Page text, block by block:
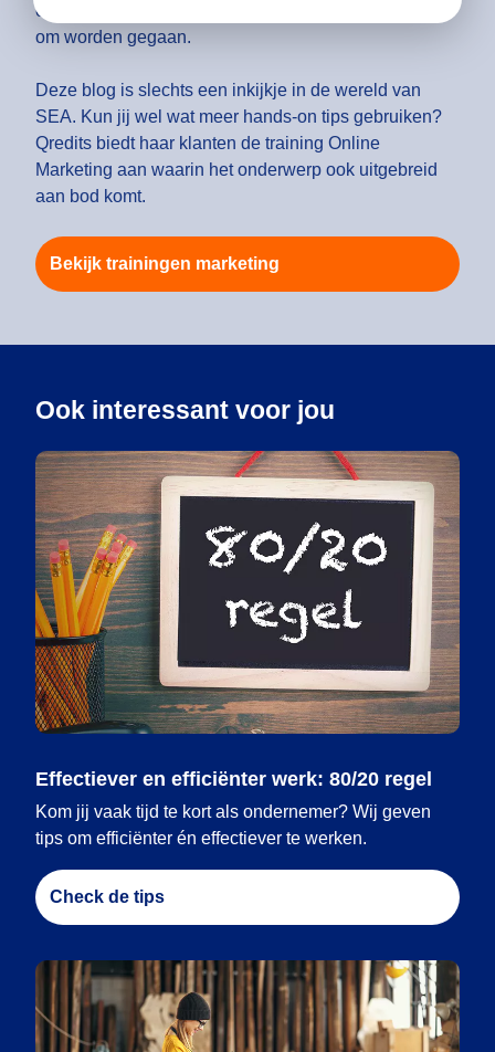
er goed met persoonlijke informatie van de bezoeker
om worden gegaan.
Deze blog is slechts een inkijkje in de wereld van
SEA. Kun jij wel wat meer hands-on tips gebruiken?
Qredits biedt haar klanten de training Online
Marketing aan waarin het onderwerp ook uitgebreid
aan bod komt.
Bekijk trainingen marketing
Ook interessant voor jou
Effectiever en efficiënter werk: 80/20 regel
Kom jij vaak tijd te kort als ondernemer? Wij geven
tips om efficiënter én effectiever te werken.
Check de tips